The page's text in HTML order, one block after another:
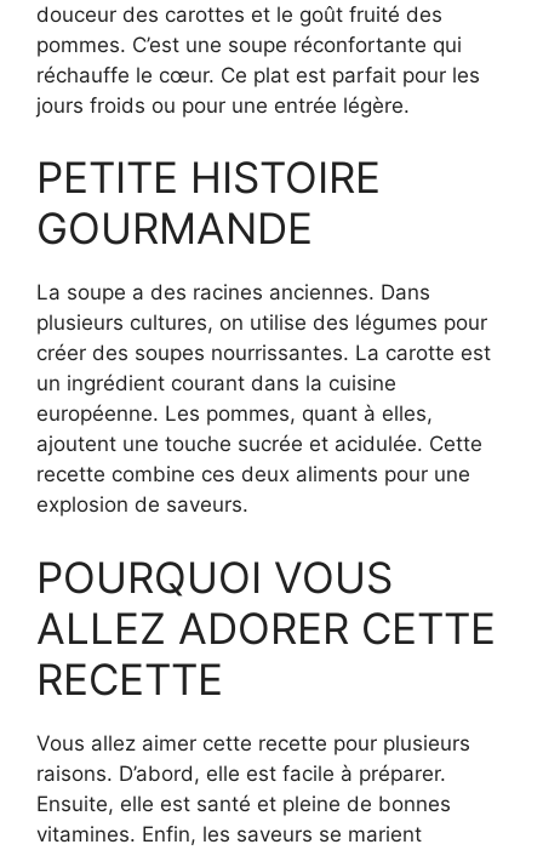
douceur des carottes et le goût fruité des
pommes. C’est une soupe réconfortante qui
réchauffe le cœur. Ce plat est parfait pour les
jours froids ou pour une entrée légère.
PETITE HISTOIRE
GOURMANDE
La soupe a des racines anciennes. Dans
plusieurs cultures, on utilise des légumes pour
créer des soupes nourrissantes. La carotte est
un ingrédient courant dans la cuisine
européenne. Les pommes, quant à elles,
ajoutent une touche sucrée et acidulée. Cette
recette combine ces deux aliments pour une
explosion de saveurs.
POURQUOI VOUS
ALLEZ ADORER CETTE
RECETTE
Vous allez aimer cette recette pour plusieurs
raisons. D’abord, elle est facile à préparer.
Ensuite, elle est santé et pleine de bonnes
vitamines. Enfin, les saveurs se marient